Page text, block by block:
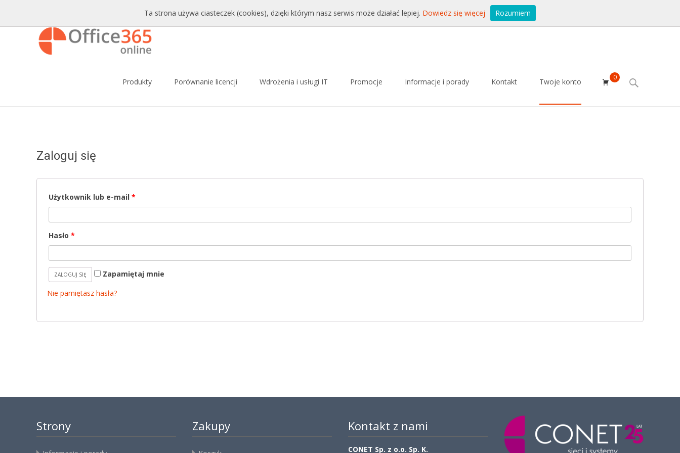
Email: sklep@conet.pl
Produkty
Porównanie licencji Wdrożenia i usługi IT Promocje Informacje i porady Kontakt Twoje konto 0
Search
Zaloguj się
Użytkownik lub e-mail *
Hasło *
Zapamiętaj mnie
Nie pamiętasz hasła?
Strony Zakupy Kontakt z nami
CONET Sp. z o.o. Sp. K.
Ta strona używa ciasteczek (cookies), dzięki którym nasz serwis może działać lepiej. Dowiedz się więcej Rozumiem